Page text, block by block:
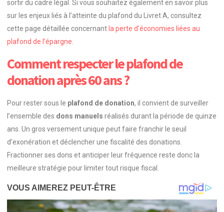
sortir du cadre légal. Si vous souhaitez également en savoir plus
sur les enjeux liés à l’atteinte du plafond du Livret A, consultez
cette page détaillée concernant la perte d’économies liées au
plafond de l’épargne
Comment respecter le plafond de
donation après 60 ans ?
Pour rester sous le plafond de donation, il convient de surveiller
l’ensemble des dons manuels réalisés durant la période de quinze
ans. Un gros versement unique peut faire franchir le seuil
d’exonération et déclencher une fiscalité des donations.
Fractionner ses dons et anticiper leur fréquence reste donc la
meilleure stratégie pour limiter tout risque fiscal.